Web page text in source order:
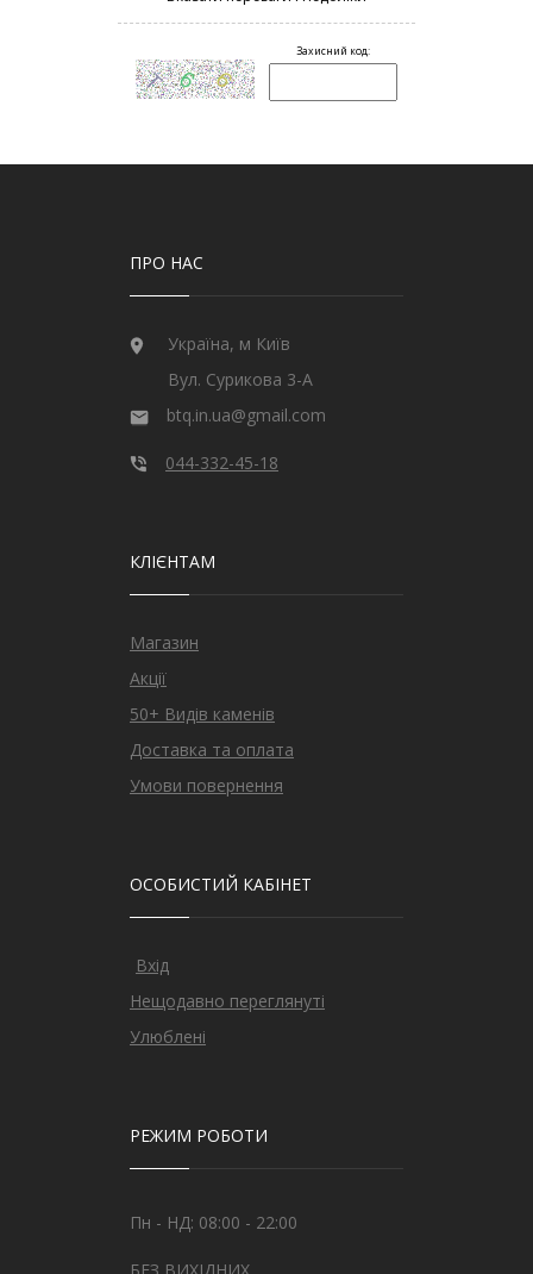
ПРО НАС
Україна, м Київ
Вул. Сурикова 3-А
btq.in.ua@gmail.com
044-332-45-18
КЛІЄНТАМ
Магазин
Акції
50+ Видів каменів
Доставка та оплата
Умови повернення
ОСОБИСТИЙ КАБІНЕТ
Вхід
Нещодавно переглянуті
Улюблені
РЕЖИМ РОБОТИ
Пн - НД: 08:00 - 22:00